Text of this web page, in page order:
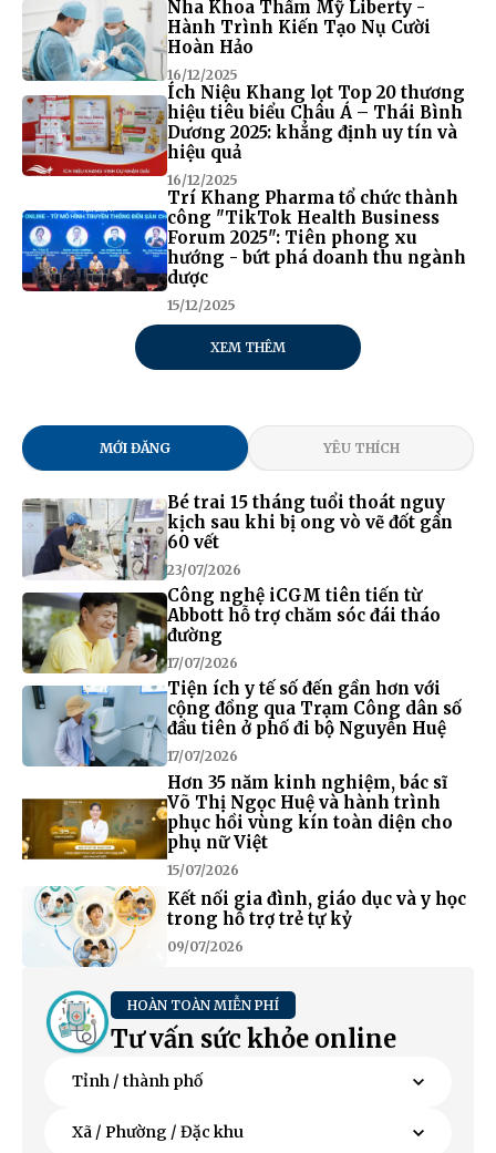
Nha Khoa Thẩm Mỹ Liberty -
Hành Trình Kiến Tạo Nụ Cười
Hoàn Hảo
16/12/2025
Ích Niệu Khang lọt Top 20 thương
hiệu tiêu biểu Châu Á – Thái Bình
Dương 2025: khẳng định uy tín và
hiệu quả
16/12/2025
Trí Khang Pharma tổ chức thành
công "TikTok Health Business
Forum 2025": Tiên phong xu
hướng - bứt phá doanh thu ngành
dược
15/12/2025
XEM THÊM
MỚI ĐĂNG YÊU THÍCH
Bé trai 15 tháng tuổi thoát nguy
kịch sau khi bị ong vò vẽ đốt gần
60 vết
23/07/2026
Công nghệ iCGM tiên tiến từ
Abbott hỗ trợ chăm sóc đái tháo
đường
17/07/2026
Tiện ích y tế số đến gần hơn với
cộng đồng qua Trạm Công dân số
đầu tiên ở phố đi bộ Nguyễn Huệ
17/07/2026
Hơn 35 năm kinh nghiệm, bác sĩ
Võ Thị Ngọc Huệ và hành trình
phục hồi vùng kín toàn diện cho
phụ nữ Việt
15/07/2026
Kết nối gia đình, giáo dục và y học
trong hỗ trợ trẻ tự kỷ
09/07/2026
HOÀN TOÀN MIỄN PHÍ
Tư vấn sức khỏe online